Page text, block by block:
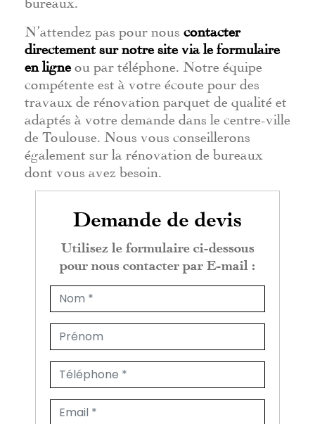
N’attendez pas pour nous contacter
directement sur notre site via le formulaire
en ligne ou par téléphone. Notre équipe
compétente est à votre écoute pour des
travaux de rénovation parquet de qualité et
adaptés à votre demande dans le centre-ville
de Toulouse. Nous vous conseillerons
également sur la rénovation de bureaux
dont vous avez besoin.
Demande de devis
Utilisez le formulaire ci-dessous
pour nous contacter par E-mail :